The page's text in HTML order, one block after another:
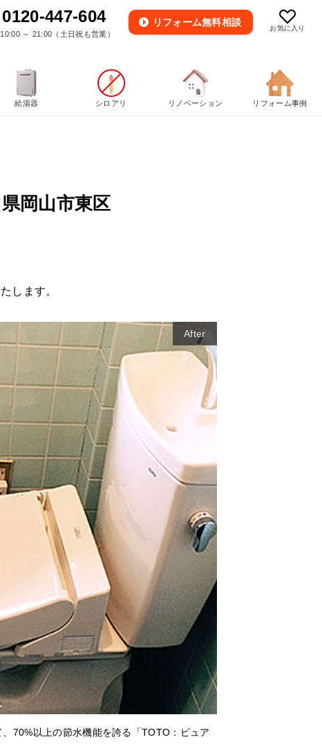
お気に入り
0120-447-604
～ 21:00（土日祝も営業）
リフォーム無料相談
岡山市東区
します。
After
、70%以上の節水機能を誇る「TOTO：ピュア
給湯器 シロアリ リノベーション リフォーム事例